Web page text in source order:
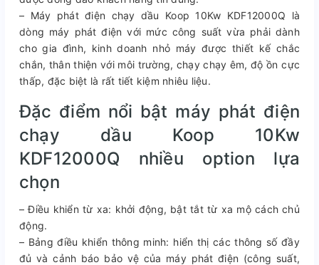
– Máy phát điện chạy dầu Koop 10Kw KDF12000Q là
dòng máy phát điện với mức công suất vừa phải dành
cho gia đình, kinh doanh nhỏ máy được thiết kế chắc
chắn, thân thiện với môi trường, chạy chạy êm, độ ồn cực
thấp, đặc biệt là rất tiết kiệm nhiêu liệu.
Đặc điểm nổi bật máy phát điện
chạy dầu Koop 10Kw
KDF12000Q nhiều option lựa
chọn
– Điều khiển từ xa: khởi động, bật tắt từ xa mộ cách chủ
động.
– Bảng điều khiển thông minh: hiển thị các thông số đầy
đủ và cảnh báo bảo vệ của máy phát điện (công suất,